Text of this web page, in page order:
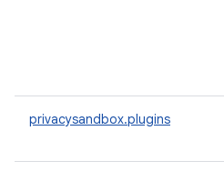
privacysandbox.plugins